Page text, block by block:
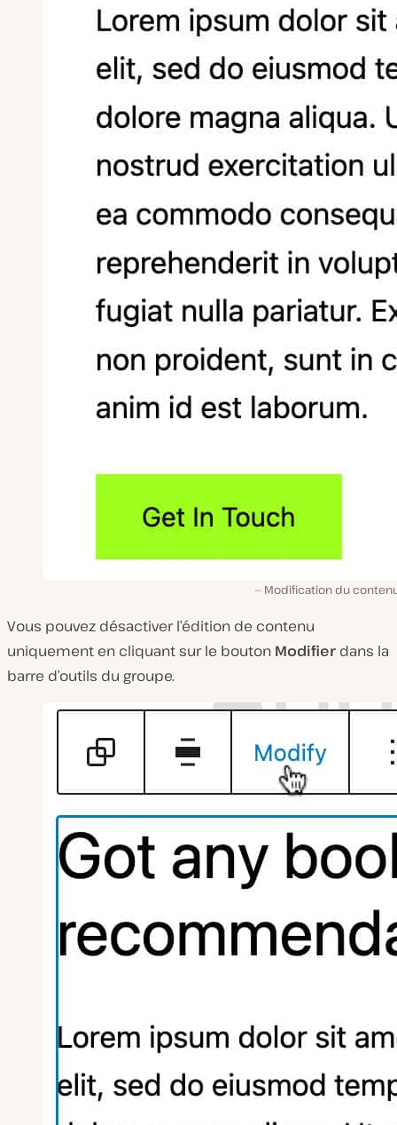
Modification du
Vous pouvez désactiver l’édition de contenu
uniquement en cliquant sur le bouton Modifier dans la
barre d’outils du groupe.